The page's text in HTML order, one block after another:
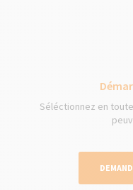
Séléctionnez en